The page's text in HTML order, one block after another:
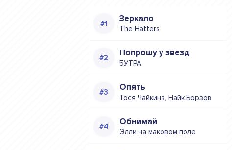
Зеркало
The Hatters
Попрошу у звёзд
5УТРА
Опять
Тося Чайкина, Найк Борзов
Обнимай
Элли на маковом поле